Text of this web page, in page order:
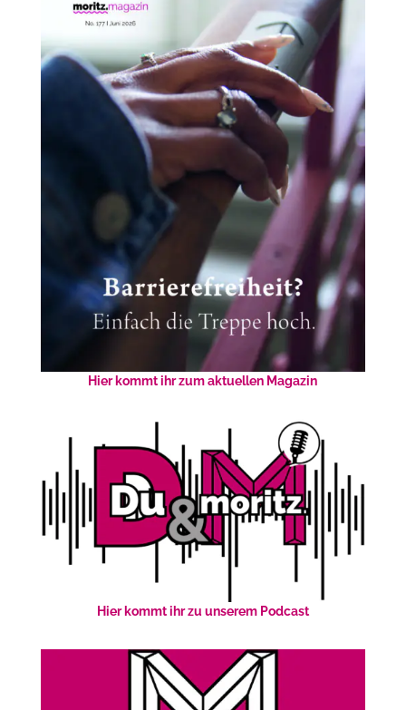
Hier kommt ihr zum aktuellen Magazin
Hier kommt ihr zu unserem Podcast